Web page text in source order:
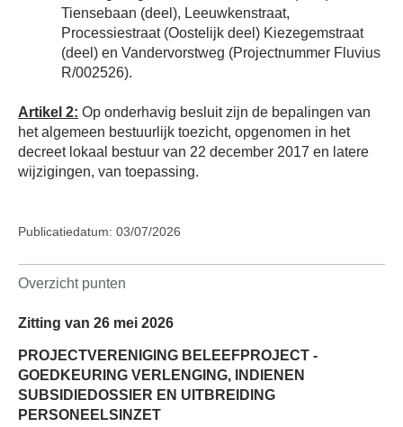
Tiensebaan (deel), Leeuwkenstraat,
Processiestraat (Oostelijk deel) Kiezegemstraat
(deel) en Vandervorstweg (Projectnummer Fluvius
R/002526).
Artikel 2: Op onderhavig besluit zijn de bepalingen van
het algemeen bestuurlijk toezicht, opgenomen in het
decreet lokaal bestuur van 22 december 2017 en latere
wijzigingen, van toepassing.
Publicatiedatum: 03/07/2026
Overzicht punten
Zitting van 26 mei 2026
PROJECTVERENIGING BELEEFPROJECT -
GOEDKEURING VERLENGING, INDIENEN
SUBSIDIEDOSSIER EN UITBREIDING
PERSONEELSINZET